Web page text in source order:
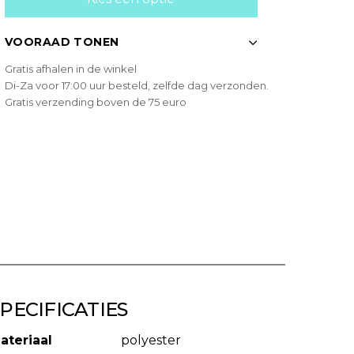
VOORAAD TONEN
Gratis afhalen in de winkel
Di-Za voor 17:00 uur besteld, zelfde dag verzonden.
Gratis verzending boven de 75 euro
polyester